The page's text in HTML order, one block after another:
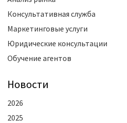
Консультативная служба
Маркетинговые услуги
Юридические консультации
Обучение агентов
Новости
2026
2025